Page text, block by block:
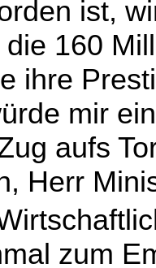
ist,
160
ihre
mir
aufs
Herr
zum